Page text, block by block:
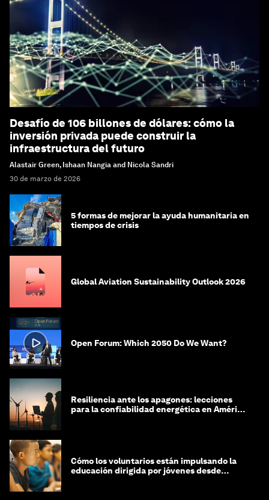
Desafío de 106 billones de dólares: cómo la
inversión privada puede construir la
infraestructura del futuro
Alastair Green, Ishaan Nangia and Nicola Sandri
30 de marzo de 2026
5 formas de mejorar la ayuda humanitaria en
tiempos de crisis
Global Aviation Sustainability Outlook 2026
Open Forum: Which 2050 Do We Want?
Resiliencia ante los apagones: lecciones
para la confiabilidad energética en América
Cómo los voluntarios están impulsando la
educación dirigida por jóvenes desde